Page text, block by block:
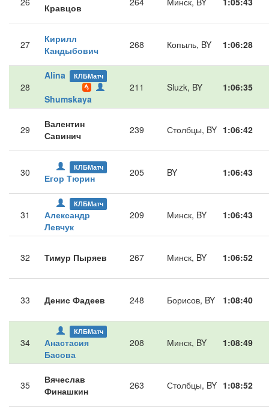
Кравцов
27
Кирилл
Кандыбович
268 Копыль, BY 1:06:28
28
КЛБМатч
Alina
Shumskaya
211 Sluzk, BY 1:06:35
29
Валентин
Савинич
239 Столбцы, BY 1:06:42
30 КЛБМатч
Егор Тюрин 205 BY 1:06:43
31
КЛБМатч
Александр
Левчук
209 Минск, BY 1:06:43
32 Тимур Пыряев 267 Минск, BY 1:06:52
33 Денис Фадеев 248 Борисов, BY 1:08:40
34
КЛБМатч
Анастасия
Басова
208 Минск, BY 1:08:49
35
Вячеслав
Финашкин
263 Столбцы, BY 1:08:52